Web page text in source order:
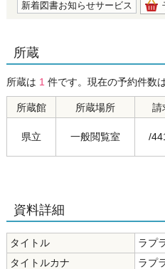
新着図書お知らせサービス
所蔵
所蔵は 1 件です。現在の予約件数
所蔵館 所蔵場所 請
県立 一般閲覧室 /
資料詳細
タイトル
ラプ
タイトルカナ
ラプ